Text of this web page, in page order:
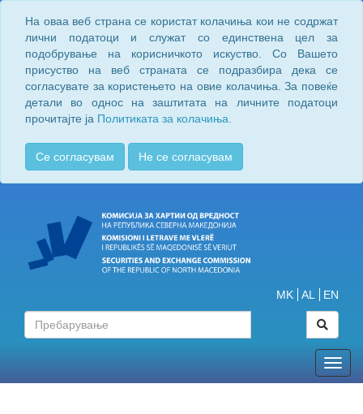
На оваа веб страна се користат колачиња кои не содржат
лични податоци и служат со единствена цел за
подобрување на корисничкото искуство. Со Вашето
присуство на веб страната се подразбира дека се
согласувате за користењето на овие колачиња. За повеќе
детали во однос на заштитата на личните податоци
прочитајте ја Политиката за колачиња.
Се согласувам Не се согласувам
MK AL EN